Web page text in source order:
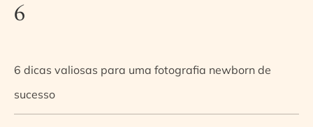
6
6 dicas valiosas para uma fotografia newborn de
sucesso